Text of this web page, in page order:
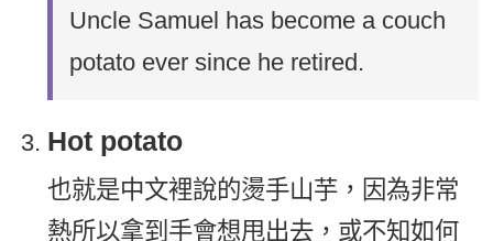
Uncle Samuel has become a couch
potato ever since he retired.
Hot potato
也就是中文裡說的燙手山芋，因為非常
熱所以拿到手會想甩出去，或不知如何